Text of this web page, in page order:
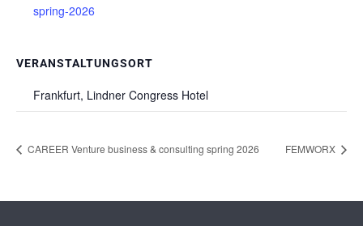
spring-2026
VERANSTALTUNGSORT
Frankfurt, Lindner Congress Hotel
CAREER Venture business & consulting spring 2026 FEMWORX